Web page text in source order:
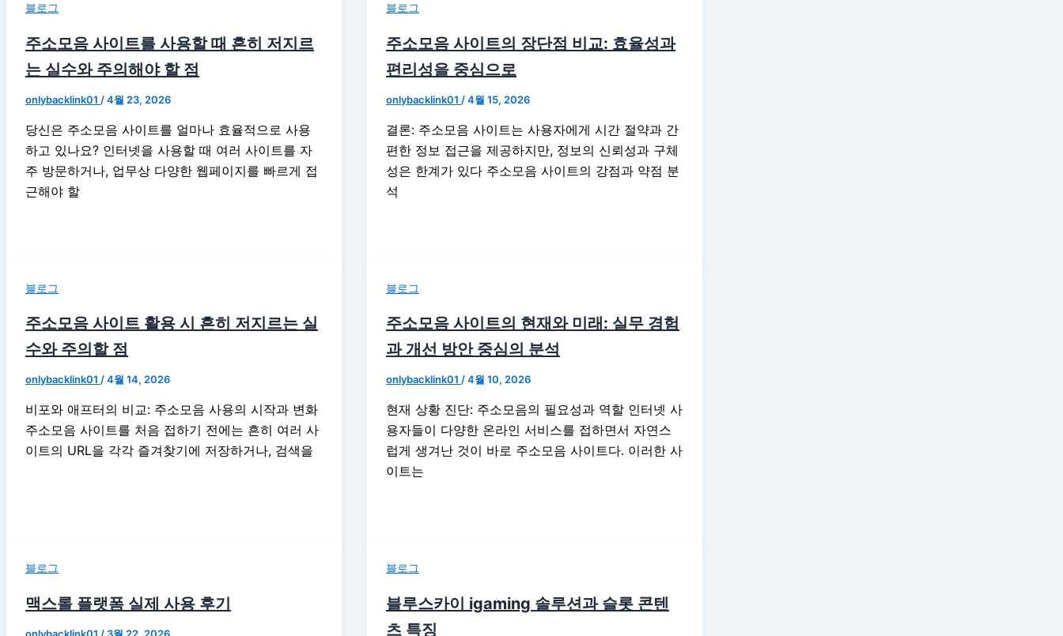
블로그
주소모음 사이트를 사용할 때 흔히 저지르
는 실수와 주의해야 할 점
onlybacklink01 /4월 23, 2026
당신은 주소모음 사이트를 얼마나 효율적으로 사용
하고 있나요? 인터넷을 사용할 때 여러 사이트를 자
주 방문하거나, 업무상 다양한 웹페이지를 빠르게 접
근해야 할
블로그
주소모음 사이트의 장단점 비교: 효율성과
편리성을 중심으로
onlybacklink01 /4월 15, 2026
결론: 주소모음 사이트는 사용자에게 시간 절약과 간
편한 정보 접근을 제공하지만, 정보의 신뢰성과 구체
성은 한계가 있다 주소모음 사이트의 강점과 약점 분
석
블로그
주소모음 사이트 활용 시 흔히 저지르는 실
수와 주의할 점
onlybacklink01 /4월 14, 2026
비포와 애프터의 비교: 주소모음 사용의 시작과 변화
주소모음 사이트를 처음 접하기 전에는 흔히 여러 사
이트의 URL을 각각 즐겨찾기에 저장하거나, 검색을
블로그
주소모음 사이트의 현재와 미래: 실무 경험
과 개선 방안 중심의 분석
onlybacklink01 /4월 10, 2026
현재 상황 진단: 주소모음의 필요성과 역할 인터넷 사
용자들이 다양한 온라인 서비스를 접하면서 자연스
럽게 생겨난 것이 바로 주소모음 사이트다. 이러한 사
이트는
블로그
맥스롤 플랫폼 실제 사용 후기
블로그
블루스카이 igaming 솔루션과 슬롯 콘텐
츠 특징